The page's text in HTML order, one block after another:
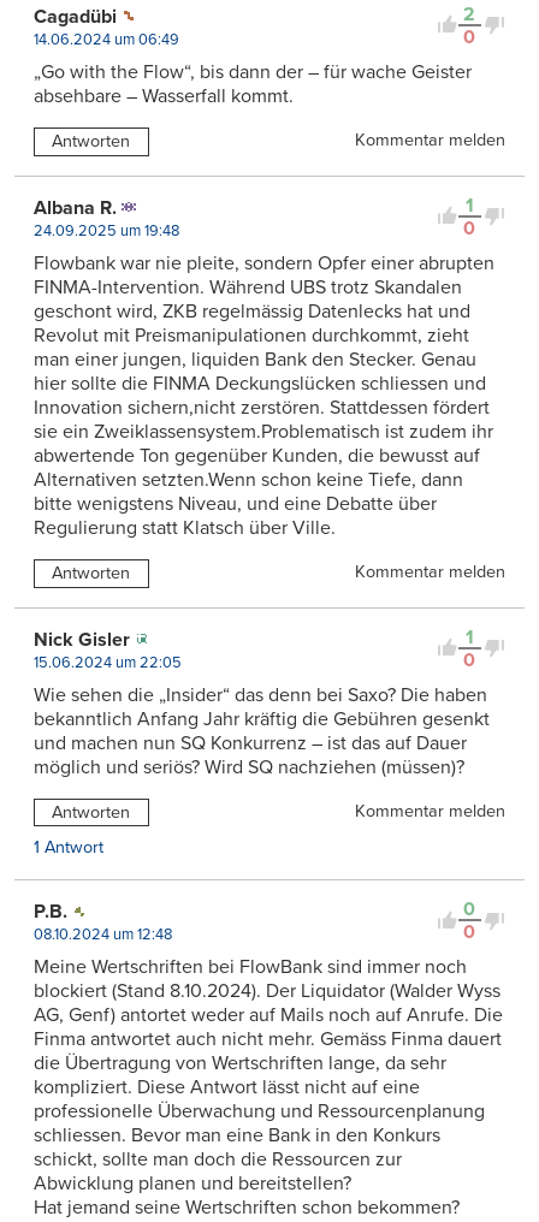
2
0
Cagadübi
14.06.2024 um 06:49
„Go with the Flow“, bis dann der – für wache Geister
absehbare – Wasserfall kommt.
Antworten Kommentar melden
1
0
Albana R.
24.09.2025 um 19:48
Flowbank war nie pleite, sondern Opfer einer abrupten
FINMA-Intervention. Während UBS trotz Skandalen
geschont wird, ZKB regelmässig Datenlecks hat und
Revolut mit Preismanipulationen durchkommt, zieht
man einer jungen, liquiden Bank den Stecker. Genau
hier sollte die FINMA Deckungslücken schliessen und
Innovation sichern,nicht zerstören. Stattdessen fördert
sie ein Zweiklassensystem.Problematisch ist zudem ihr
abwertende Ton gegenüber Kunden, die bewusst auf
Alternativen setzten.Wenn schon keine Tiefe, dann
bitte wenigstens Niveau, und eine Debatte über
Regulierung statt Klatsch über Ville.
Antworten Kommentar melden
1
0
Nick Gisler
15.06.2024 um 22:05
Wie sehen die „Insider“ das denn bei Saxo? Die haben
bekanntlich Anfang Jahr kräftig die Gebühren gesenkt
und machen nun SQ Konkurrenz – ist das auf Dauer
möglich und seriös? Wird SQ nachziehen (müssen)?
Antworten
Kommentar melden
1 Antwort
0
0
P.B.
08.10.2024 um 12:48
Meine Wertschriften bei FlowBank sind immer noch
blockiert (Stand 8.10.2024). Der Liquidator (Walder Wyss
AG, Genf) antortet weder auf Mails noch auf Anrufe. Die
Finma antwortet auch nicht mehr. Gemäss Finma dauert
die Übertragung von Wertschriften lange, da sehr
kompliziert. Diese Antwort lässt nicht auf eine
professionelle Überwachung und Ressourcenplanung
schliessen. Bevor man eine Bank in den Konkurs
schickt, sollte man doch die Ressourcen zur
Abwicklung planen und bereitstellen?
Hat jemand seine Wertschriften schon bekommen?